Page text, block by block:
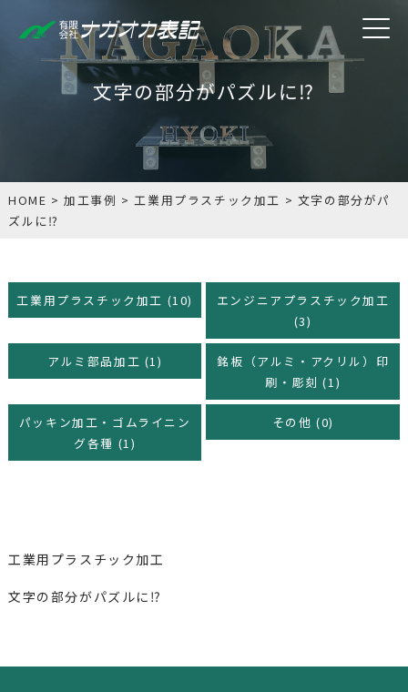
文字の部分がパズルに⁉
HOME >加工事例 >工業用プラスチック加工 > 文字の部分がパ
ズルに⁉
工業用プラスチック加工 (10)
エンジニアプラスチック加工
(3)
アルミ部品加工 (1)
銘板（アルミ・アクリル）印
刷・彫刻 (1)
パッキン加工・ゴムライニン
グ各種 (1)
その他 (0)
工業用プラスチック加工
文字の部分がパズルに⁉